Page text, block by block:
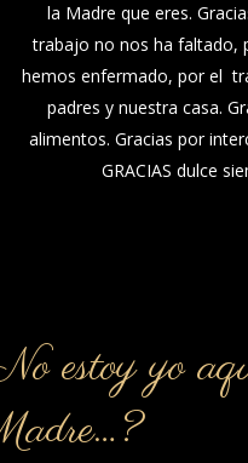
la Madre que eres.
trabajo no nos ha faltado,
hemos enfermado, por el
padres y nuestra casa.
alimentos. Gracias por
GRACIAS dulce
estoy yo